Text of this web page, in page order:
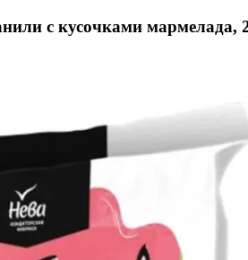
с кусочками мармелада,